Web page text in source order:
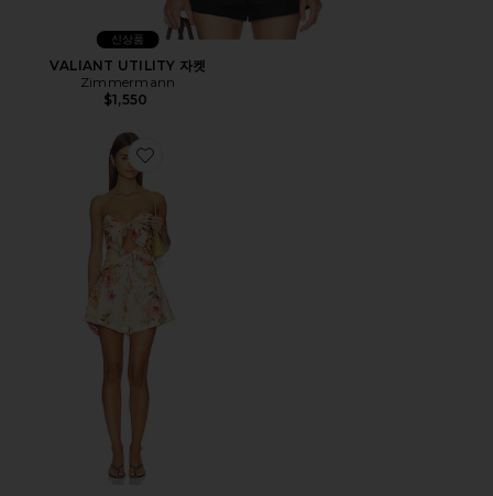
신상품
VALIANT UTILITY 자켓
Zimmermann
$1,550
Favorite MAHON 롬퍼